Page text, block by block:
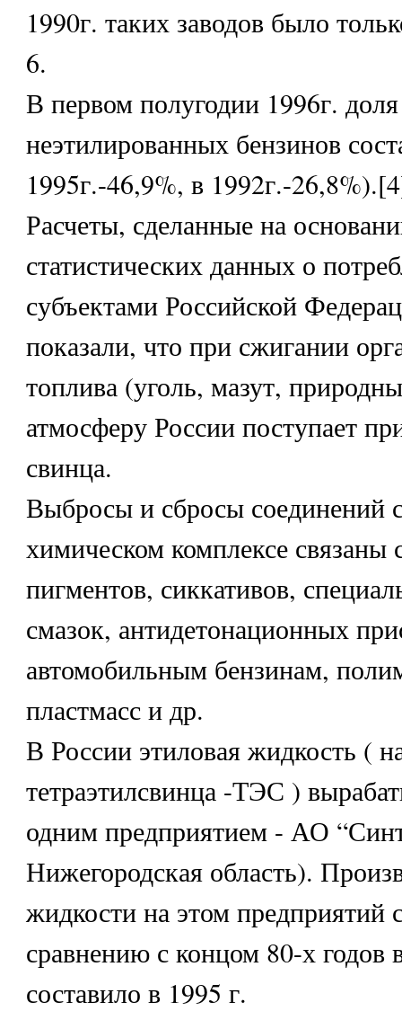
1990г. таких заводов было
6.
В первом полугодии 1996г. доля
неэтилированных бензинов
1995г.-46,9%, в 1992г.-
Расчеты, сделанные на
статистических данных о
субъектами Российской
показали, что при сжигании
топлива (уголь, мазут,
атмосферу России поступает
свинца.
Выбросы и сбросы соединений
химическом комплексе связаны
пигментов, сиккативов,
смазок, антидетонационных
автомобильным бензинам,
пластмасс и др.
В России этиловая жидкость (
тетраэтилсвинца -ТЭС )
одним предприятием - АО
Нижегородская область).
жидкости на этом предприятий
сравнению с концом 80-х годов
составило в 1995 г.